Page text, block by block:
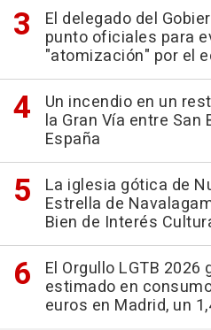
El delegado del
punto oficiales para
"atomización" por el
Un incendio en un
la Gran Vía entre San
España
La iglesia gótica de
Estrella de
Bien de Interés
El Orgullo LGTB
estimado en
euros en Madrid, un